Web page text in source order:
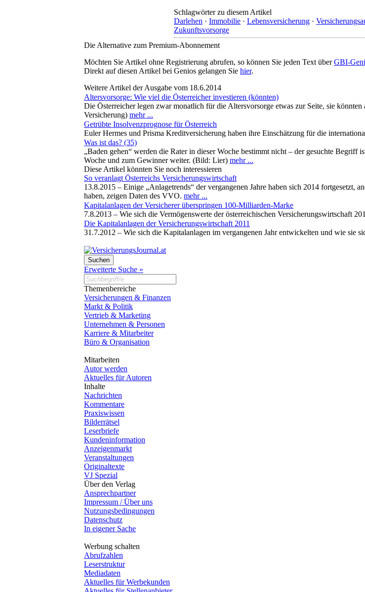
Schlagwörter zu diesem Artikel
Darlehen · Immobilie · Lebensversicherung ·
Zukunftsvorsorge
Die Alternative zum Premium-Abonnement
Möchten Sie Artikel ohne Registrierung abrufen, so können Sie jeden Text überGBI-
Direkt auf diesen Artikel bei Genios gelangen Sie hier.
Weitere Artikel der Ausgabe vom 18.6.2014
Altersvorsorge: Wie viel die Österreicher investieren (könnten)
Die Österreicher legen zwar monatlich für die Altersvorsorge etwas zur Seite, sie
Versicherung) mehr ...
Getrübte Insolvenzprognose für Österreich
Euler Hermes und Prisma Kreditversicherung haben ihre Einschätzung für die
Was ist das? (35)
„Baden gehen“ werden die Rater in dieser Woche bestimmt nicht – der gesuchte
Woche und zum Gewinner weiter. (Bild: Lier) mehr ...
Diese Artikel könnten Sie noch interessieren
So veranlagt Österreichs Versicherungswirtschaft
13.8.2015 – Einige „Anlagetrends“ der vergangenen Jahre haben sich 2014 fortgesetzt,
haben, zeigen Daten des VVO. mehr ...
Kapitalanlagen der Versicherer überspringen 100-Milliarden-Marke
7.8.2013 – Wie sich die Vermögenswerte der österreichischen Versicherungswirtschaft
Die Kapitalanlagen der Versicherungswirtschaft 2011
31.7.2012 – Wie sich die Kapitalanlagen im vergangenen Jahr entwickelten und wie sie
Erweiterte Suche »
Themenbereiche
Versicherungen & Finanzen
Markt & Politik
Vertrieb & Marketing
Unternehmen & Personen
Karriere & Mitarbeiter
Büro & Organisation
Mitarbeiten
Autor werden
Aktuelles für Autoren
Inhalte
Nachrichten
Kommentare
Praxiswissen
Bilderrätsel
Leserbriefe
Kundeninformation
Anzeigenmarkt
Veranstaltungen
Originaltexte
VJ Spezial
Über den Verlag
Ansprechpartner
Impressum / Über uns
Nutzungsbedingungen
Datenschutz
In eigener Sache
Werbung schalten
Abrufzahlen
Leserstruktur
Mediadaten
Aktuelles für Werbekunden